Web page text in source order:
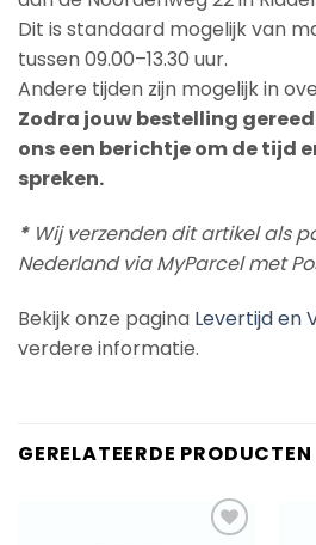
Dit is standaard mogelijk van
tussen 09.00–13.30 uur.
Andere tijden zijn mogelijk in
Zodra jouw bestelling
ons een berichtje om de tijd
spreken.
*Wij verzenden dit artikel als
Nederland via MyParcel met
Bekijk onze pagina Levertijd en
verdere informatie.
GERELATEERDE PRODUCTEN